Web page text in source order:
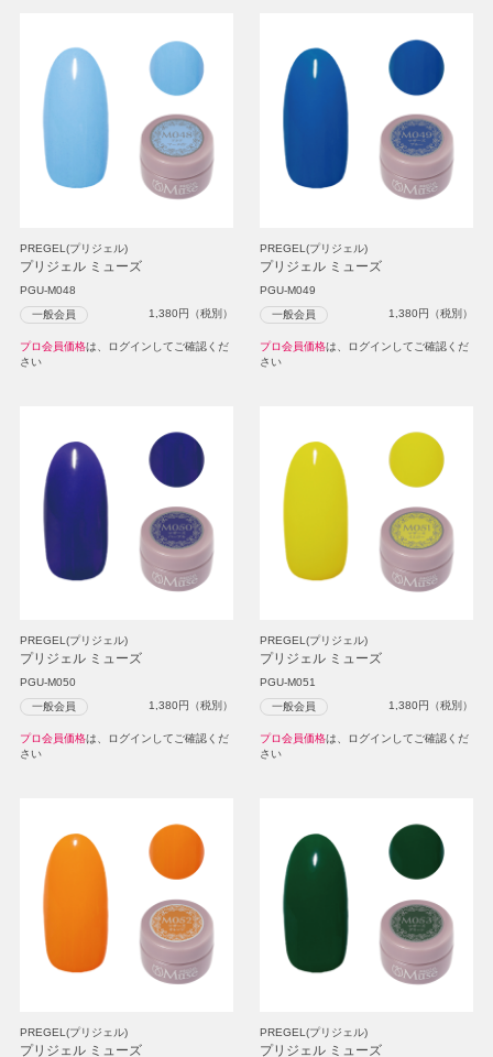
PREGEL(プリジェル)
プリジェル ミューズ
PGU-M048
一般会員 1,380円（税別）
プロ会員価格は、ログインしてご確認くだ
さい
PREGEL(プリジェル)
プリジェル ミューズ
PGU-M049
一般会員 1,380円（税別）
プロ会員価格は、ログインしてご確認くだ
さい
PREGEL(プリジェル)
プリジェル ミューズ
PGU-M050
一般会員 1,380円（税別）
プロ会員価格は、ログインしてご確認くだ
さい
PREGEL(プリジェル)
プリジェル ミューズ
PGU-M051
一般会員 1,380円（税別）
プロ会員価格は、ログインしてご確認くだ
さい
PREGEL(プリジェル)
プリジェル ミューズ
PREGEL(プリジェル)
プリジェル ミューズ